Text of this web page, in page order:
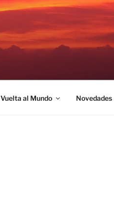
Vuelta al Mundo Novedades